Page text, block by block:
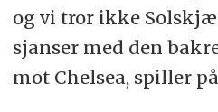
og vi tror ikke
sjanser med den
mot Chelsea, spiller